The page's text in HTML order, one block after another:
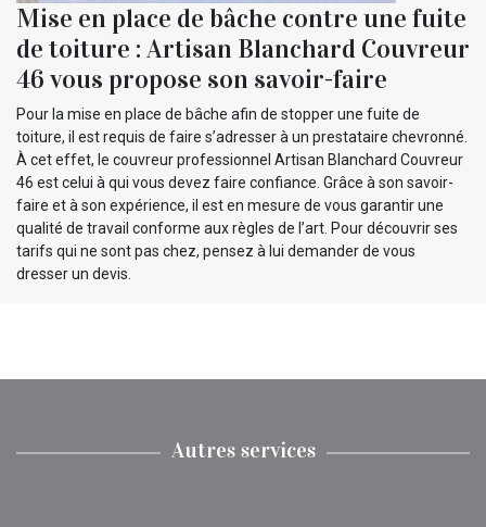
Mise en place de bâche contre une fuite
de toiture : Artisan Blanchard Couvreur
46 vous propose son savoir-faire
Pour la mise en place de bâche afin de stopper une fuite de
toiture, il est requis de faire s’adresser à un prestataire chevronné.
À cet effet, le couvreur professionnel Artisan Blanchard Couvreur
46 est celui à qui vous devez faire confiance. Grâce à son savoir-
faire et à son expérience, il est en mesure de vous garantir une
qualité de travail conforme aux règles de l’art. Pour découvrir ses
tarifs qui ne sont pas chez, pensez à lui demander de vous
dresser un devis.
Autres services